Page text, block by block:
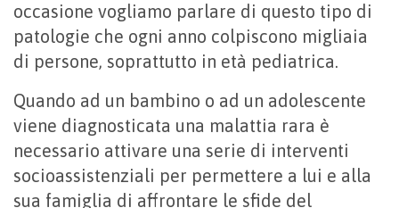
occasione vogliamo parlare di questo tipo di
patologie che ogni anno colpiscono migliaia
di persone, soprattutto in età pediatrica.
Quando ad un bambino o ad un adolescente
viene diagnosticata una malattia rara è
necessario attivare una serie di interventi
socioassistenziali per permettere a lui e alla
sua famiglia di affrontare le sfide del